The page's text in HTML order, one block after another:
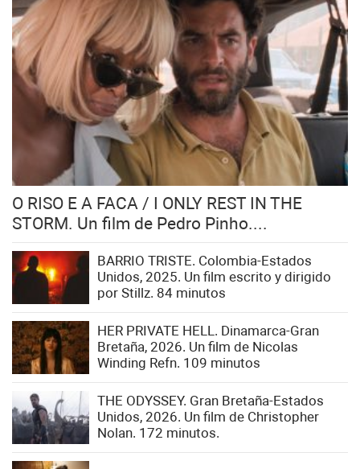
O RISO E A FACA / I ONLY REST IN THE
STORM. Un film de Pedro Pinho....
BARRIO TRISTE. Colombia-Estados
Unidos, 2025. Un film escrito y dirigido
por Stillz. 84 minutos
HER PRIVATE HELL. Dinamarca-Gran
Bretaña, 2026. Un film de Nicolas
Winding Refn. 109 minutos
THE ODYSSEY. Gran Bretaña-Estados
Unidos, 2026. Un film de Christopher
Nolan. 172 minutos.